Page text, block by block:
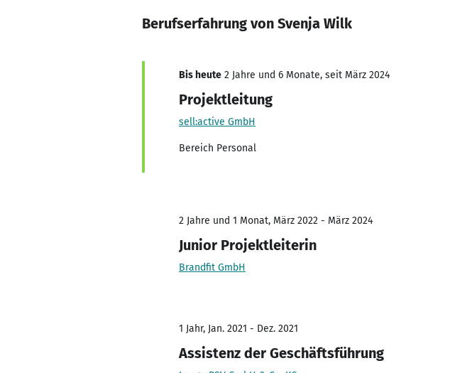
Berufserfahrung von Svenja Wilk
Bis heute 2 Jahre und 6 Monate, seit März 2024
Projektleitung
sell:active GmbH
Bereich Personal
2 Jahre und 1 Monat, März 2022 - März 2024
Junior Projektleiterin
Brandfit GmbH
1 Jahr, Jan. 2021 - Dez. 2021
Assistenz der Geschäftsführung